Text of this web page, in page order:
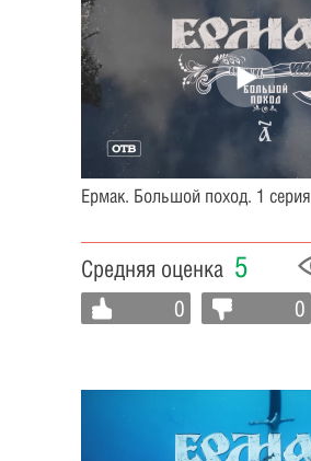
Ермак. Большой поход. 1 серия
Средняя оценка 5
0 0